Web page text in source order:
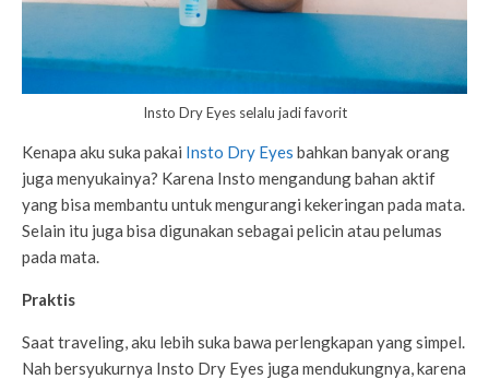
Insto Dry Eyes selalu jadi favorit
Kenapa aku suka pakai Insto Dry Eyes bahkan banyak orang
juga menyukainya? Karena Insto mengandung bahan aktif
yang bisa membantu untuk mengurangi kekeringan pada mata.
Selain itu juga bisa digunakan sebagai pelicin atau pelumas
pada mata.
Praktis
Saat traveling, aku lebih suka bawa perlengkapan yang simpel.
Nah bersyukurnya Insto Dry Eyes juga mendukungnya, karena